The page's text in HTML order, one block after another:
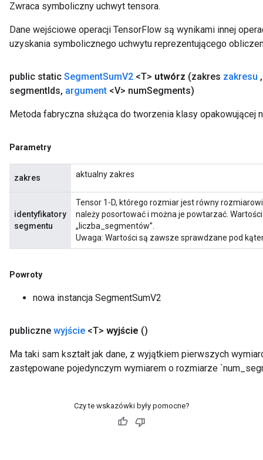
Zwraca symboliczny uchwyt tensora.
Dane wejściowe operacji TensorFlow są wynikami innej
uzyskania symbolicznego uchwytu reprezentującego
public static SegmentSumV2 <T> utwórz (zakres zakresu ,
segmentIds, argument <V> numSegments)
Metoda fabryczna służąca do tworzenia klasy opakowującej
Parametry
zakres aktualny zakres
identyfikatory
segmentu
Tensor 1-D, którego rozmiar jest równy
należy posortować i można je powtarzać.
„liczba_segmentów”.
Uwaga: Wartości są zawsze sprawdzane pod
Powroty
nowa instancja SegmentSumV2
publiczne wyjście <T> wyjście ()
Ma taki sam kształt jak dane, z wyjątkiem pierwszych
zastępowane pojedynczym wymiarem o rozmiarze
Czy te wskazówki były pomocne?